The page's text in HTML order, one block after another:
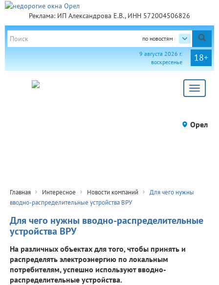
Реклама: ИП Александрова Е.В., ИНН 572004506826
по новостям
18+
9 августа 2026 г.
воскресенье
Toggle
Орел
Главная Интересное Новости компаний
Для чего нужны
вводно-распределительные устройства ВРУ
Для чего нужны вводно-распределительные
устройства ВРУ
На различных объектах для того, чтобы принять и
распределять электроэнергию по локальным
потребителям, успешно используют вводно-
распределительные устройства.